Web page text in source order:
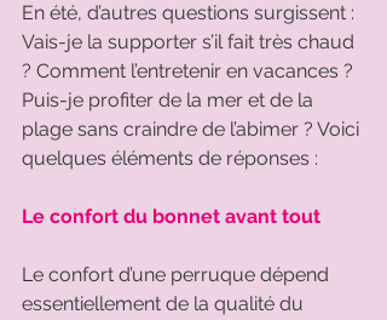
En été, d’autres questions surgissent :
Vais-je la supporter s’il fait très chaud
? Comment l’entretenir en vacances ?
Puis-je profiter de la mer et de la
plage sans craindre de l’abimer ? Voici
quelques éléments de réponses :
Le confort du bonnet avant tout
Le confort d’une perruque dépend
essentiellement de la qualité du